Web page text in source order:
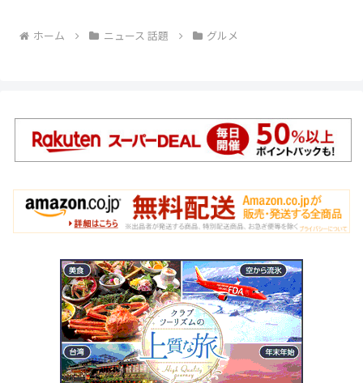
ホーム ニュース 話題 グルメ